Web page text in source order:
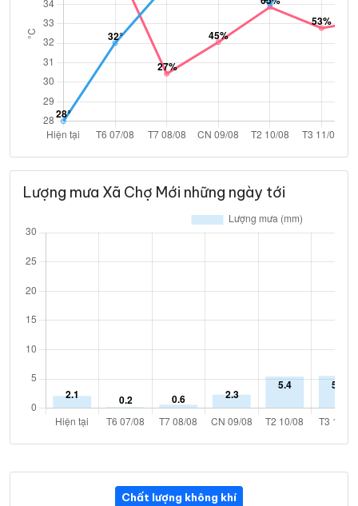
Lượng mưa Xã Chợ Mới những ngày tới
Chất lượng không khí